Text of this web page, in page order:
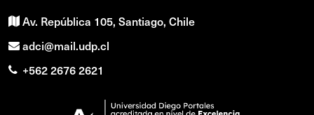
Av. República 105, Santiago, Chile
adci@mail.udp.cl
+562 2676 2621